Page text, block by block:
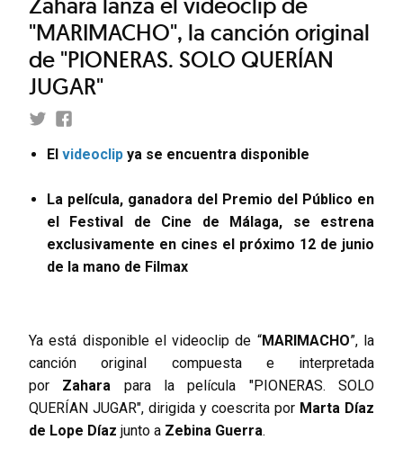
"MARIMACHO", la canción original
de "PIONERAS. SOLO QUERÍAN
JUGAR"
El videoclip ya se encuentra disponible
La película, ganadora del Premio del Público en
el Festival de Cine de Málaga, se estrena
exclusivamente en cines el próximo 12 de junio
de la mano de Filmax
Ya está disponible el videoclip de “MARIMACHO”, la
canción original compuesta e interpretada
por Zahara para la película "PIONERAS. SOLO
QUERÍAN JUGAR", dirigida y coescrita por Marta Díaz
de Lope Díaz junto a Zebina Guerra.